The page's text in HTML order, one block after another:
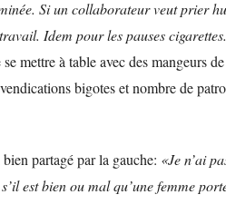
Si un collaborateur veut prier
Idem pour les pauses
mettre à table avec des mangeurs
bigotes et nombre de
partagé par la gauche: «Je n’ai
est bien ou mal qu’une femme